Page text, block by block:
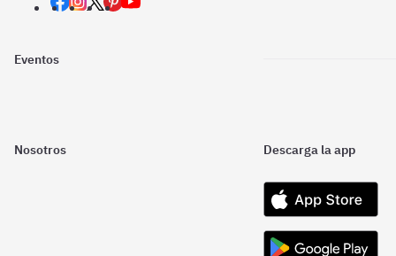
Eventos
Nosotros Descarga la app